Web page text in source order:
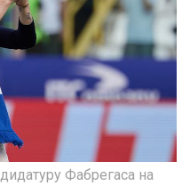
Фабрегаса на